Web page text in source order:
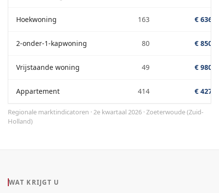
Hoekwoning 163 €
2-onder-1-kapwoning 80 €
Vrijstaande woning 49 €
Appartement 414 €
Regionale marktindicatoren · 2e kwartaal 2026 ·Zoeterwoude(Zuid-
Holland)
WAT KRIJGT U